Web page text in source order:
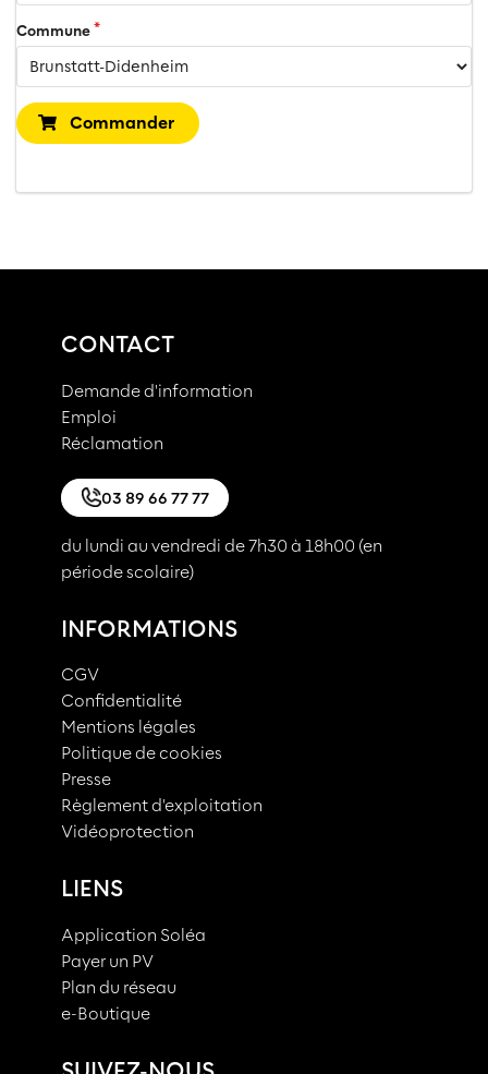
Commune
Commander
CONTACT
Demande d'information
Emploi
Réclamation
03 89 66 77 77
du lundi au vendredi de 7h30 à 18h00 (en
période scolaire)
INFORMATIONS
CGV
Confidentialité
Mentions légales
Politique de cookies
Presse
Règlement d'exploitation
Vidéoprotection
LIENS
Application Soléa
Payer un PV
Plan du réseau
e-Boutique